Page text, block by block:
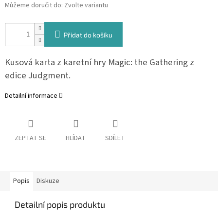
Můžeme doručit do: Zvolte variantu
Přidat do košíku
Kusová karta z karetní hry Magic: the Gathering z
edice Judgment.
Detailní informace
ZEPTAT SE HLÍDAT SDÍLET
Popis Diskuze
Detailní popis produktu